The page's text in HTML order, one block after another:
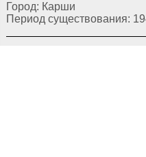
Город: Карши
Период существования: